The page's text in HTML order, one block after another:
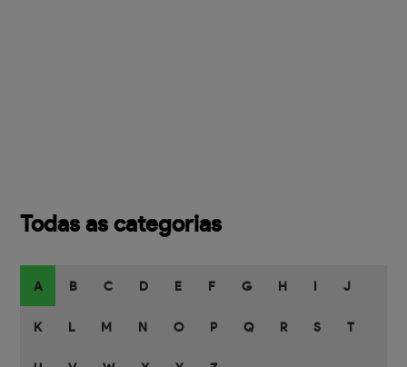
Todas as categorias
A B C D E F G H J
K L M N O P Q R S T